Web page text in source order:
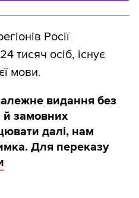
Росії
тисяч осіб, існує
мови.
видання без
й замовних
далі, нам
Для переказу